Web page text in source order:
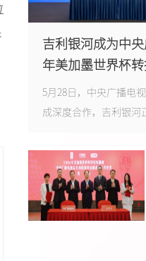
湖北卫视
{/pboot:if}
{/pboot:if}
{else} {/pboot:if}
吉利银河成为中
年美加墨世界杯
5月28日，中央广播电
成深度合作，吉利银河